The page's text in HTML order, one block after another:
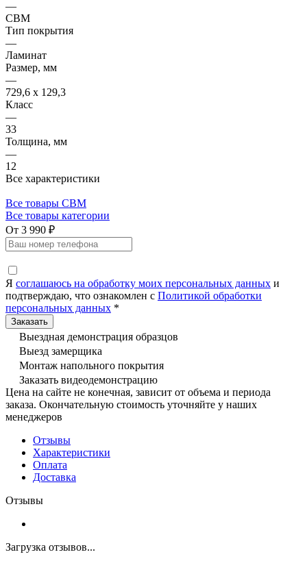
—
CBM
Тип покрытия
—
Ламинат
Размер, мм
—
729,6 х 129,3
Класс
—
33
Толщина, мм
—
12
Все характеристики
Все товары CBM
Все товары категории
От 3 990 ₽
Я соглашаюсь на обработку моих персональных данных и
подтверждаю, что ознакомлен с Политикой обработки
персональных данных *
Выездная демонстрация образцов
Выезд замерщика
Монтаж напольного покрытия
Заказать видеодемонстрацию
Цена на сайте не конечная, зависит от объема и периода
заказа. Окончательную стоимость уточняйте у наших
менеджеров
Отзывы
Характеристики
Оплата
Доставка
Отзывы
Загрузка отзывов...